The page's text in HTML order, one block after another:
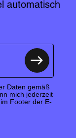
automatisch
Daten gemäß
mich jederzeit
Footer der E-